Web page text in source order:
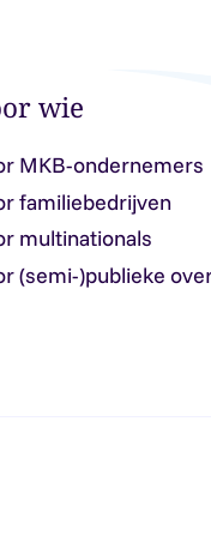
wie
MKB-ondernemers
familiebedrijven
multinationals
(semi-)publieke